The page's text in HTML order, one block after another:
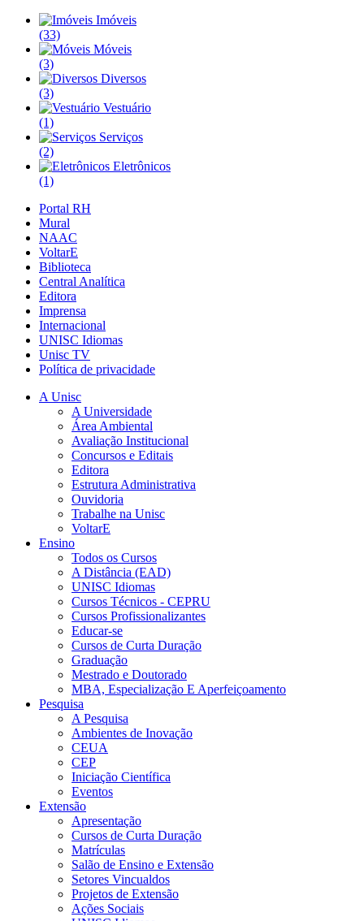
Imóveis
(33)
Móveis
(3)
Diversos
(3)
Vestuário
(1)
Serviços
(2)
Eletrônicos
(1)
Portal RH
Mural
NAAC
VoltarE
Biblioteca
Central Analítica
Editora
Imprensa
Internacional
UNISC Idiomas
Unisc TV
Política de privacidade
A Unisc
A Universidade
Área Ambiental
Avaliação Institucional
Concursos e Editais
Editora
Estrutura Administrativa
Ouvidoria
Trabalhe na Unisc
VoltarE
Ensino
Todos os Cursos
A Distância (EAD)
UNISC Idiomas
Cursos Técnicos - CEPRU
Cursos Profissionalizantes
Educar-se
Cursos de Curta Duração
Graduação
Mestrado e Doutorado
MBA, Especialização E Aperfeiçoamento
Pesquisa
A Pesquisa
Ambientes de Inovação
CEUA
CEP
Iniciação Científica
Eventos
Extensão
Apresentação
Cursos de Curta Duração
Matrículas
Salão de Ensino e Extensão
Setores Vincualdos
Projetos de Extensão
Ações Sociais